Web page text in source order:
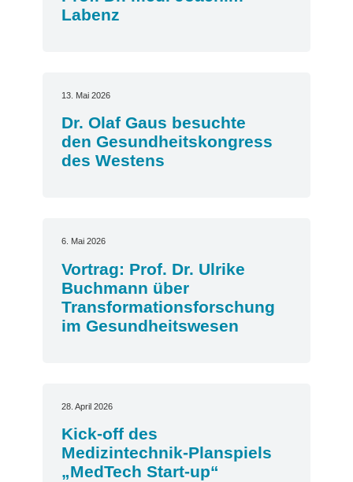
Labenz
13. Mai 2026
Dr. Olaf Gaus besuchte
den Gesundheitskongress
des Westens
6. Mai 2026
Vortrag: Prof. Dr. Ulrike
Buchmann über
Transformationsforschung
im Gesundheitswesen
28. April 2026
Kick-off des
Medizintechnik-Planspiels
„MedTech Start-up“